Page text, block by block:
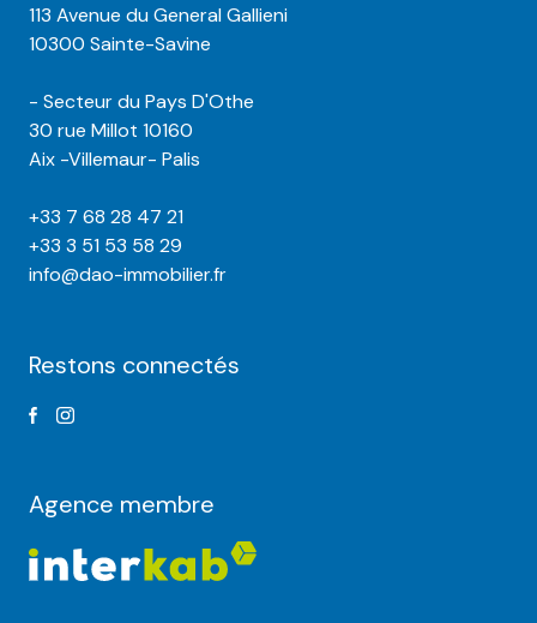
113 Avenue du General Gallieni
10300 Sainte-Savine
- Secteur du Pays D'Othe
30 rue Millot 10160
Aix -Villemaur- Palis
+33 7 68 28 47 21
+33 3 51 53 58 29
info@dao-immobilier.fr
Restons connectés
Agence membre